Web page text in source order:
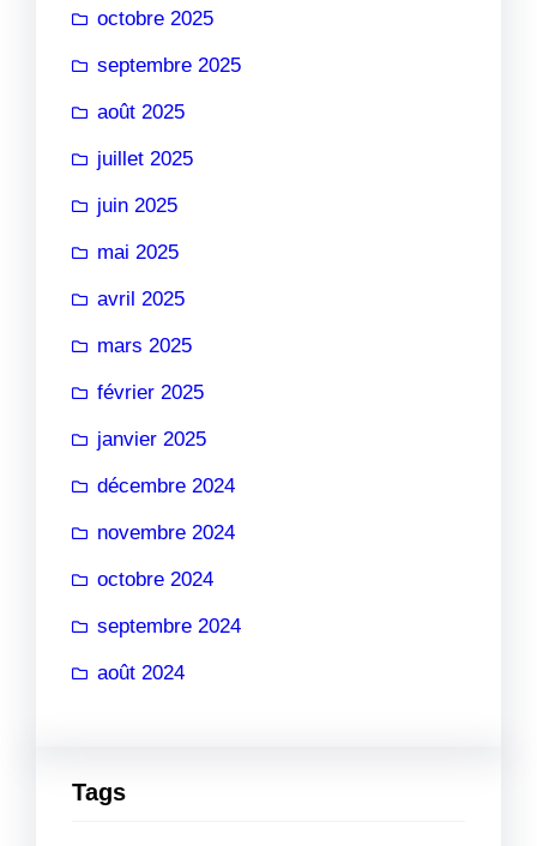
octobre 2025
septembre 2025
août 2025
juillet 2025
juin 2025
mai 2025
avril 2025
mars 2025
février 2025
janvier 2025
décembre 2024
novembre 2024
octobre 2024
septembre 2024
août 2024
Tags